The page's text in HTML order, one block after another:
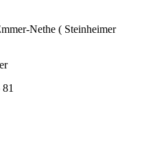
Nethe ( Steinheimer